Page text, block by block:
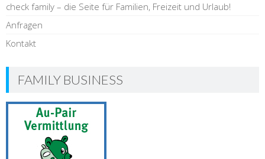
check family – die Seite für Familien, Freizeit und Urlaub!
Anfragen
Kontakt
FAMILY BUSINESS